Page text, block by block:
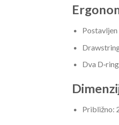
Dva
Približno: